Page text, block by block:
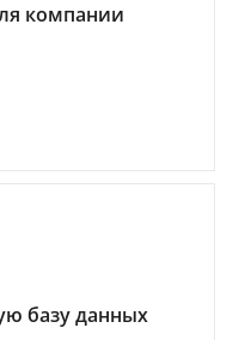
компании
базу данных